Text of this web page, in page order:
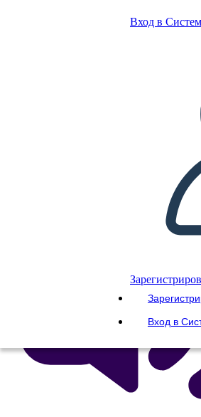
Вход в
Вход в
Скопируйте эту
СОЗДАТЬ
ВОСПРОИЗВЕСТИ